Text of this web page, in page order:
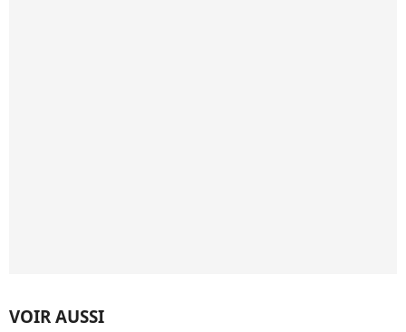
VOIR AUSSI